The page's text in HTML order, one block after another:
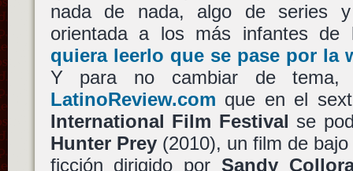
nada de nada, algo de series y
orientada a los más infantes
quiera leerlo que se pase por la
Y para no cambiar de
LatinoReview.com que en el
International Film Festival se
Hunter Prey(2010), un film de
ficción dirigido por Sandy